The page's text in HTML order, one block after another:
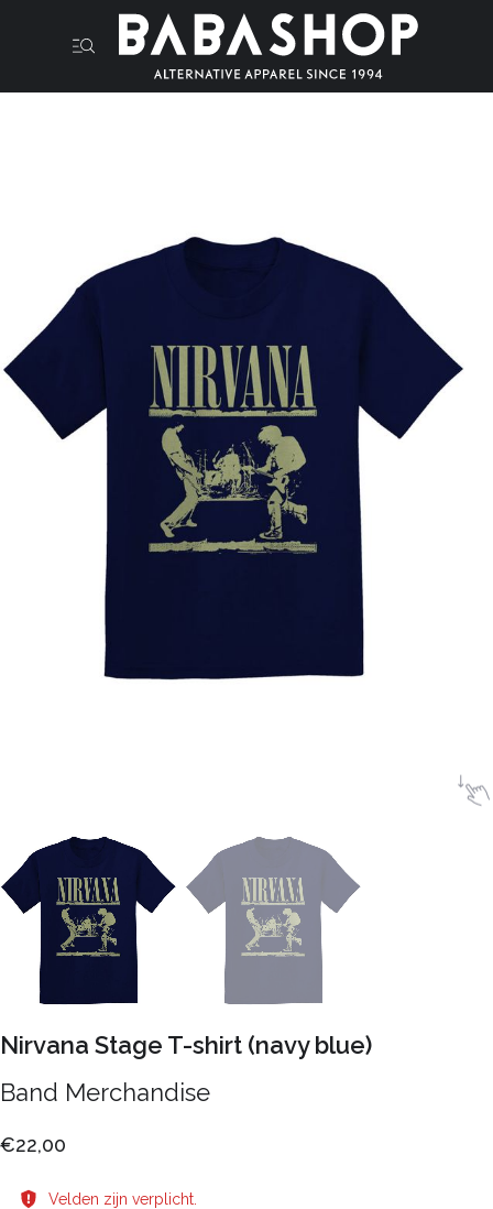
Nirvana Stage T-shirt (navy blue)
Band Merchandise
€22,00
Velden zijn verplicht.